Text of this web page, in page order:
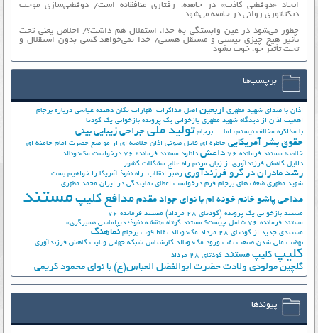
ایجاد «دوقطبی کاذب» در جامعه، رفتاری منافقانه است/ دوقطبی‌سازی موجب
دیکتاتوری روانی در جامعه می‌شود
چطور می‌شود در عین وابستگی به خدا، استقلال هم داشت؟/ اخلاص یعنی تحت
تأثیر هیچ چیزی نیستی و مستقل هستی/ خدا نمی‌خواهد کسی بدون استقلال و
تحت تأثیر جوّ، خوب بشود
برچسب‌ها
اذان با صدای شهید مطهری اربعین اصل مذاکرات اظهارات تکان دهنده عباسی درباره برجام
اهمیت اذان از دیدگاه شهید مطهری بازخوانی یک پرونده بازخوانی یک کودتا
با مذاکره مخالف نیستم، اما ... برجام تولید ملی جراحی زیبایی بینی
حقوق بشر آمریکایی خاطره ای فایل صوتی اذان خلاصه ای از مواضع حضرت امام خامنه ای
خلاصه مستند فرمانده 76
داعش دانلود مستند فرمانده 76
درخواست مک‌دونالد
دلایل کاهش فرزندآوری از زبان مردم راه علاج مشکلات کشور ...
رشد مادران در گرو فرزندآوری رهبر انقلاب: راه نفوذ آمریکا را خواهیم بست
شهید مطهری ضعف های برجام فرم درخواست اعطای نمایندگی در ایران محمد مطهری
مداحی پاشو خانم خونه ام با نوای جواد مقدم مدافع کلیپ مستند
مستند بازخوانی یک پرونده (کودتای 28 مرداد)
مستند فرمانده 76
مستند فرمانده 76 شامل چیست؟
مستند کوتاه «نقشه نفوذ؛ دیپلماسی همبرگری»
مستندی جدید از کودتای 28 مرداد
مک‌دونالد نقاط قوت برجام نماهنگ
نهضت ملي شدن صنعت نفت ورود مک‌دونالد کارشناس شبکه جهانی ولایت کاهش فرزندآوری
کلیپ کلیپ مستند کودتای 28 مرداد
گلچین مولودی ولادت حضرت ابوالفضل العباس(ع) با نوای محمود کریمی
پیوندها